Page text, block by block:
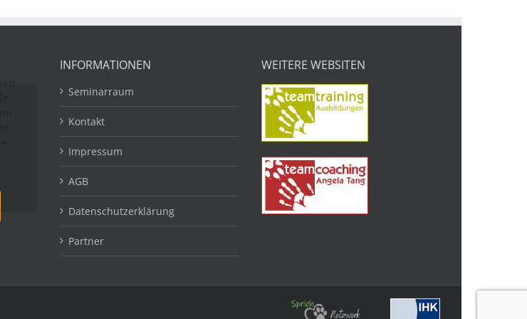
INFORMATIONEN
Seminarraum
Kontakt
Impressum
AGB
Datenschutzerklärung
Partner
WEITERE WEBSITEN